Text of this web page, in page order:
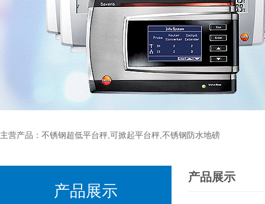
主营产品：不锈钢超低平台秤,可掀起平台秤,不锈钢防水地磅
产品展示
产品展示